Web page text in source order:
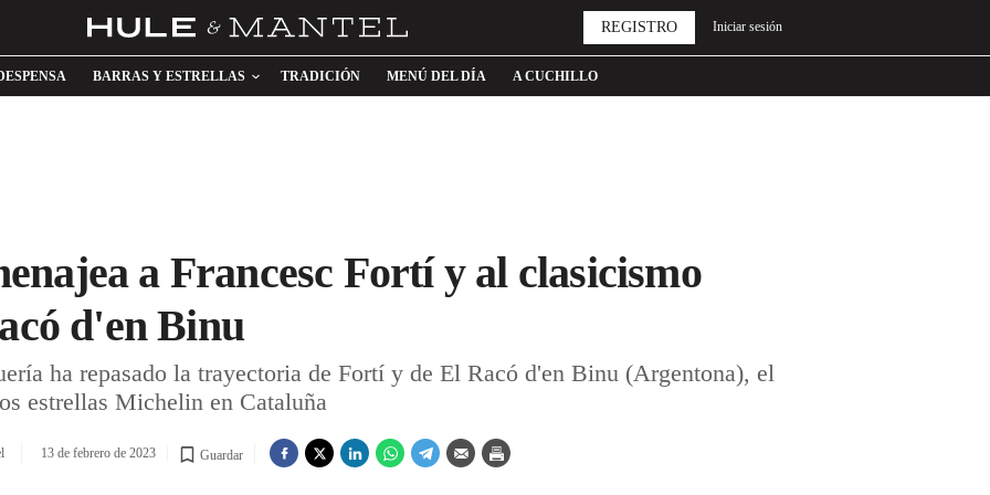
BARRAS Y ESTRELLAS TRADICIÓN MENÚ DEL DÍA A CUCHILLO
REGISTRO Iniciar sesión
a Francesc Fortí y al clasicismo
d'en Binu
ha repasado la trayectoria de Fortí y de El Racó d'en Binu (Argentona), el
estrellas Michelin en Cataluña
13 de febrero de 2023 Guardar